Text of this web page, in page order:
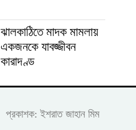
ঝালকাঠিতে মাদক মামলায়
একজনকে যাবজ্জীবন
কারাদণ্ড
প্রকাশক: ইশরাত জাহান মিম